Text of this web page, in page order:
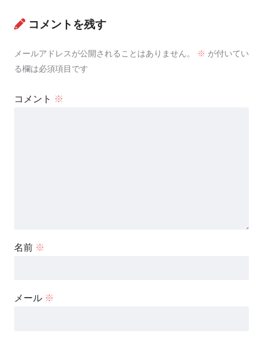
コメントを残す
メールアドレスが公開されることはありません。 ※ が付いてい
る欄は必須項目です
コメント ※
名前 ※
メール ※